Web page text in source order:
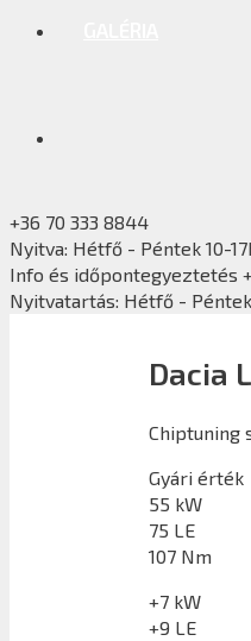
+36 70 333 8844
Nyitva: Hétfő - Péntek 10-
Info és időpontegyeztetés
Nyitvatartás: Hétfő - Péntek
Dacia
Chiptuning
Gyári érték
55 kW
75 LE
107 Nm
+7 kW
+9 LE